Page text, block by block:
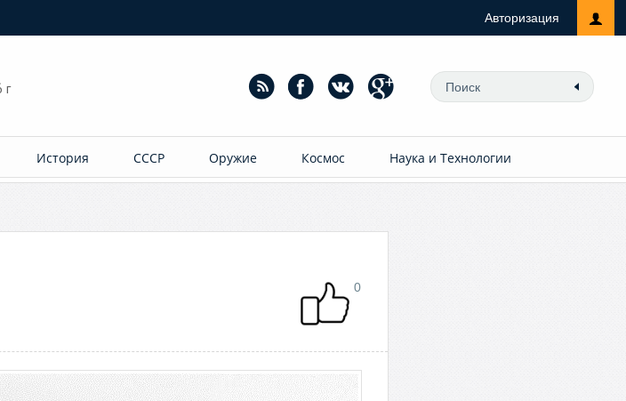
Авторизация
г
История СССР Оружие Космос Наука и Технологии
0